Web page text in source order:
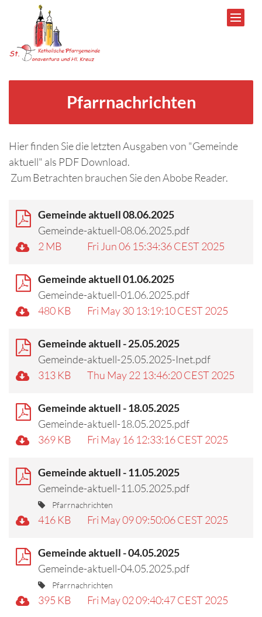
Zum Inhalt springen
Pfarrnachrichten
Hier finden Sie die letzten Ausgaben von "Gemeinde
aktuell" als PDF Download.
Zum Betrachten brauchen Sie den Abobe Reader.
Gemeinde aktuell 08.06.2025
Gemeinde-aktuell-08.06.2025.pdf
2 MB
Fri Jun 06 15:34:36 CEST 2025
Gemeinde aktuell 01.06.2025
Gemeinde-aktuell-01.06.2025.pdf
480 KB
Fri May 30 13:19:10 CEST 2025
Gemeinde aktuell - 25.05.2025
Gemeinde-aktuell-25.05.2025-Inet.pdf
313 KB
Thu May 22 13:46:20 CEST 2025
Gemeinde aktuell - 18.05.2025
Gemeinde-aktuell-18.05.2025.pdf
369 KB
Fri May 16 12:33:16 CEST 2025
Gemeinde aktuell - 11.05.2025
Gemeinde-aktuell-11.05.2025.pdf
Pfarrnachrichten
416 KB Fri May 09 09:50:06 CEST 2025
Gemeinde aktuell - 04.05.2025
Gemeinde-aktuell-04.05.2025.pdf
Pfarrnachrichten
395 KB Fri May 02 09:40:47 CEST 2025